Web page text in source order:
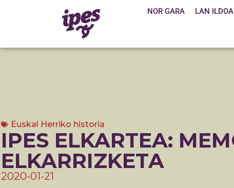
NOR GARA LAN
Euskal Herriko historia
IPES ELKARTEA:
ELKARRIZKETA
2020-01-21